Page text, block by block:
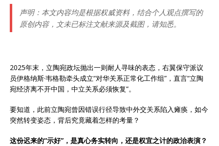
声明：本文内容均是根据权威资料，结合个人观点撰写的
原创内容，文未已标注文献来源及截图，请知悉。
2025年末，立陶宛政坛抛出一则耐人寻味的表态，右翼保守派议
员伊格纳斯·韦格勒牵头成立“对华关系正常化工作组”，直言“立陶
宛经济离不开中国，中立关系必须恢复”。
要知道，此前立陶宛曾因错误行径导致中外交关系陷入瘫痪，如今
突然转变姿态，背后究竟藏着怎样的考量？
这份迟来的“示好”，是真心务实转向，还是权宜之计的政治表演？